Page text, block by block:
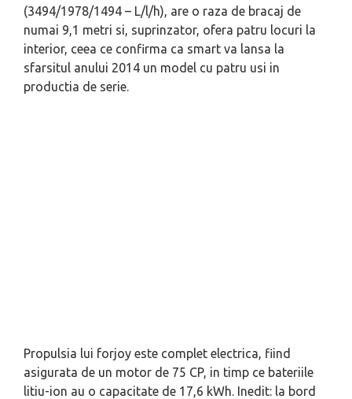
(3494/1978/1494 – L/l/h), are o raza de bracaj de
numai 9,1 metri si, suprinzator, ofera patru locuri la
interior, ceea ce confirma ca smart va lansa la
sfarsitul anului 2014 un model cu patru usi in
productia de serie.
Propulsia lui forjoy este complet electrica, fiind
asigurata de un motor de 75 CP, in timp ce bateriile
litiu-ion au o capacitate de 17,6 kWh. Inedit: la bord